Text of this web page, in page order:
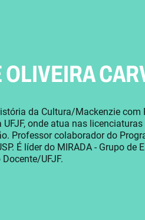
da Cultura/Mackenzie com
onde atua nas
Professor colaborador do
É líder do MIRADA - Grupo de
UFJF.